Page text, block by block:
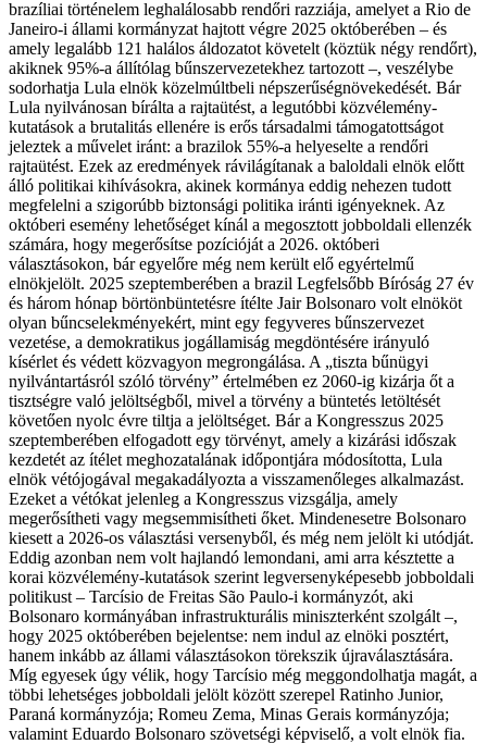
brazíliai történelem leghalálosabb rendőri razziája, amelyet a Rio de
Janeiro-i állami kormányzat hajtott végre 2025 októberében – és
amely legalább 121 halálos áldozatot követelt (köztük négy rendőrt),
akiknek 95%-a állítólag bűnszervezetekhez tartozott –, veszélybe
sodorhatja Lula elnök közelmúltbeli népszerűségnövekedését. Bár
Lula nyilvánosan bírálta a rajtaütést, a legutóbbi közvélemény-
kutatások a brutalitás ellenére is erős társadalmi támogatottságot
jeleztek a művelet iránt: a brazilok 55%-a helyeselte a rendőri
rajtaütést. Ezek az eredmények rávilágítanak a baloldali elnök előtt
álló politikai kihívásokra, akinek kormánya eddig nehezen tudott
megfelelni a szigorúbb biztonsági politika iránti igényeknek. Az
októberi esemény lehetőséget kínál a megosztott jobboldali ellenzék
számára, hogy megerősítse pozícióját a 2026. októberi
választásokon, bár egyelőre még nem került elő egyértelmű
elnökjelölt. 2025 szeptemberében a brazil Legfelsőbb Bíróság 27 év
és három hónap börtönbüntetésre ítélte Jair Bolsonaro volt elnököt
olyan bűncselekményekért, mint egy fegyveres bűnszervezet
vezetése, a demokratikus jogállamiság megdöntésére irányuló
kísérlet és védett közvagyon megrongálása. A „tiszta bűnügyi
nyilvántartásról szóló törvény” értelmében ez 2060-ig kizárja őt a
tisztségre való jelöltségből, mivel a törvény a büntetés letöltését
követően nyolc évre tiltja a jelöltséget. Bár a Kongresszus 2025
szeptemberében elfogadott egy törvényt, amely a kizárási időszak
kezdetét az ítélet meghozatalának időpontjára módosította, Lula
elnök vétójogával megakadályozta a visszamenőleges alkalmazást.
Ezeket a vétókat jelenleg a Kongresszus vizsgálja, amely
megerősítheti vagy megsemmisítheti őket. Mindenesetre Bolsonaro
kiesett a 2026-os választási versenyből, és még nem jelölt ki utódját.
Eddig azonban nem volt hajlandó lemondani, ami arra késztette a
korai közvélemény-kutatások szerint legversenyképesebb jobboldali
politikust – Tarcísio de Freitas São Paulo-i kormányzót, aki
Bolsonaro kormányában infrastrukturális miniszterként szolgált –,
hogy 2025 októberében bejelentse: nem indul az elnöki posztért,
hanem inkább az állami választásokon törekszik újraválasztására.
Míg egyesek úgy vélik, hogy Tarcísio még meggondolhatja magát, a
többi lehetséges jobboldali jelölt között szerepel Ratinho Junior,
Paraná kormányzója; Romeu Zema, Minas Gerais kormányzója;
valamint Eduardo Bolsonaro szövetségi képviselő, a volt elnök fia.